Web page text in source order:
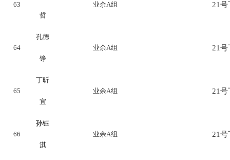
63
哲
业余A组 21号
64
孔德
铮
业余A组 21号
65
丁昕
宜
业余A组 21号
66
孙钰
淇
业余A组 21号